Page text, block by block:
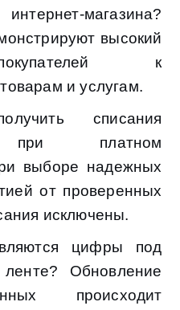
магазина?
высокий
к
и услугам.
списания
при платном
выборе надежных
от проверенных
исключены.
цифры под
Обновление
происходит